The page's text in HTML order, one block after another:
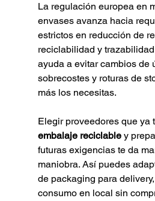
La regulación europea en
envases avanza hacia
estrictos en reducción de
reciclabilidad y
ayuda a evitar cambios de
sobrecostes y roturas de
más los necesitas.
Elegir proveedores que ya
embalaje reciclable y
futuras exigencias te da
maniobra. Así puedes
de packaging para
consumo en local sin